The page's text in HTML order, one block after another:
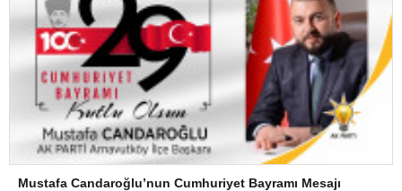
Mustafa Candaroğlu’nun Cumhuriyet Bayramı Mesajı